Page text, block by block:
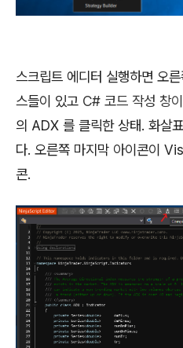
스크립트 에디터 실행하면 오
스들이 있고 C# 코드 작성 창
의 ADX 를 클릭한 상태. 화살
다. 오른쪽 마지막 아이콘이
콘.